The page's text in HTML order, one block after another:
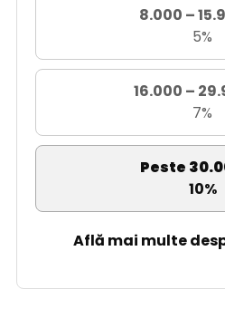
8.000 –
5%
16.000 –
7%
Peste
10%
Află mai multe